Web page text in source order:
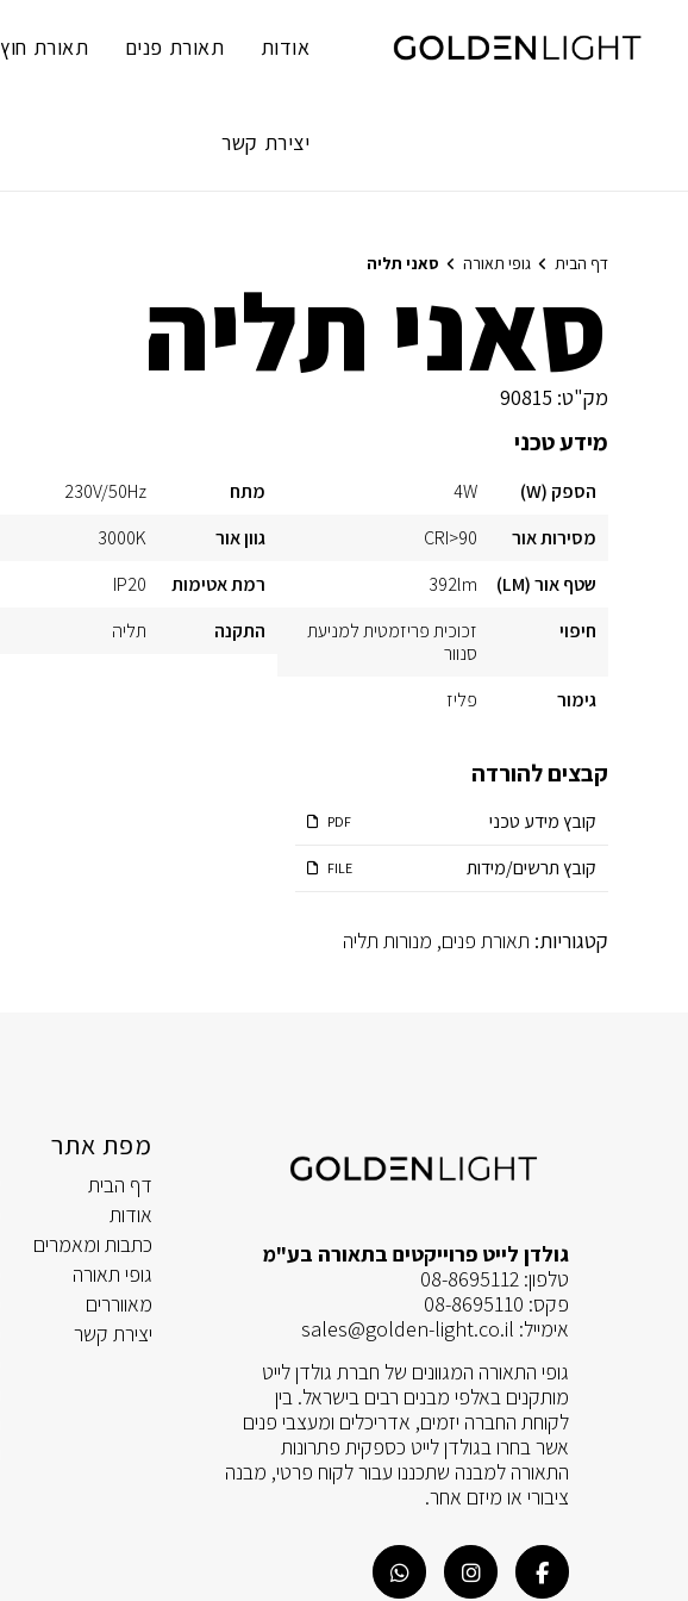
content
אודות תאורת פנים תאורת חוץ
יצירת קשר
דף הבית גופי תאורה סאני תליה
סאני תליה
מק"ט: 90815
מידע טכני
הספק (W)
4W
מסירות אור
CRI>90
שטף אור (LM)
392lm
חיפוי
זכוכית פריזמטית למניעת
סנוור
גימור
פליז
מתח
230V/50Hz
גוון אור
3000K
רמת אטימות
IP20
התקנה
תליה
קבצים להורדה
קובץ מידע טכני PDF
קובץ תרשים/מידות FILE
קטגוריות: תאורת פנים, מנורות תליה
גולדן לייט פרוייקטים בתאורה בע"מ
טלפון: 08-8695112
פקס: 08-8695110
אימייל: sales@golden-light.co.il
גופי התאורה המגוונים של חברת גולדן לייט
מותקנים באלפי מבנים רבים בישראל. בין
לקוחת החברה יזמים, אדריכלים ומעצבי פנים
אשר בחרו בגולדן לייט כספקית פתרונות
התאורה למבנה שתכננו עבור לקוח פרטי, מבנה
ציבורי או מיזם אחר.
מפת אתר
דף הבית
אודות
כתבות ומאמרים
גופי תאורה
מאווררים
יצירת קשר